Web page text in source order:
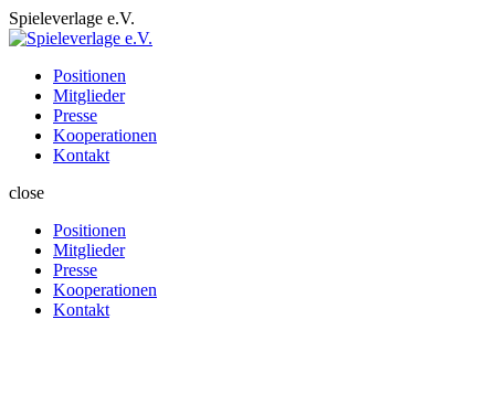
Spieleverlage e.V.
Positionen
Mitglieder
Presse
Kooperationen
Kontakt
close
Positionen
Mitglieder
Presse
Kooperationen
Kontakt